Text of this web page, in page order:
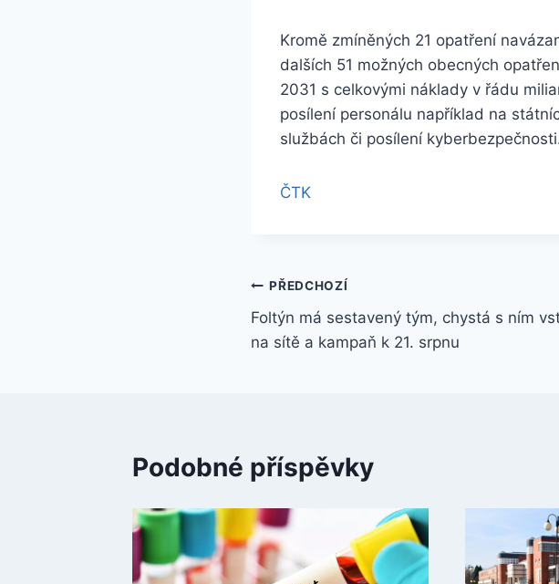
Kromě zmíněných 21 opatření
dalších 51 možných obecných
2031 s celkovými náklady v řádu
posílení personálu například na
službách či posílení
ČTK
Navigace
pro
PŘEDCHOZÍ
Foltýn má sestavený tým, chystá s ním
na sítě a kampaň k 21. srpnu
Podobné příspěvky